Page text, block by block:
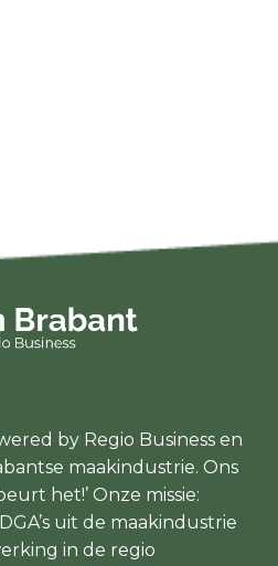
by Regio Business en
maakindustrie. Ons
het!’ Onze missie:
uit de maakindustrie
in de regio